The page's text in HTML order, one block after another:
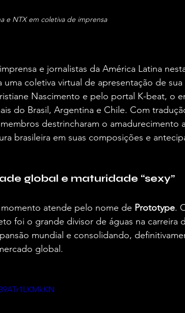
e NTX em coletiva de imprensa
e jornalistas da América Latina
uma coletiva virtual de apresentação de
Nascimento e pelo portal K-beat, o
do Brasil, Argentina e Chile. Com
destrincharam o amadurecimento
brasileira em suas composições e
global e maturidade “sexy”
atende pelo nome de Prototype.
foi o grande divisor de águas na carreira
mundial e consolidando,
global.